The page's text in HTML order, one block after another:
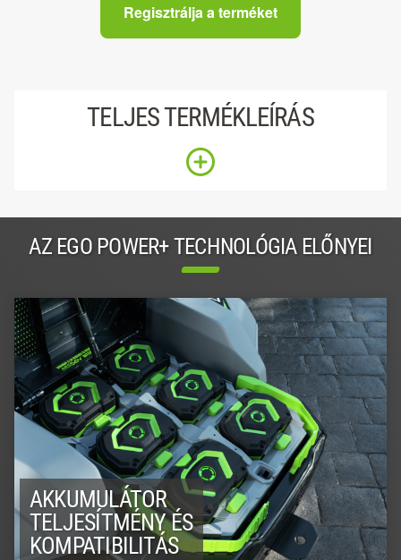
Regisztrálja a terméket
TELJES TERMÉKLEÍRÁS
AZ EGO POWER+ TECHNOLÓGIA ELŐNYEI
AKKUMULÁTOR
TELJESÍTMÉNY ÉS
KOMPATIBILITÁS